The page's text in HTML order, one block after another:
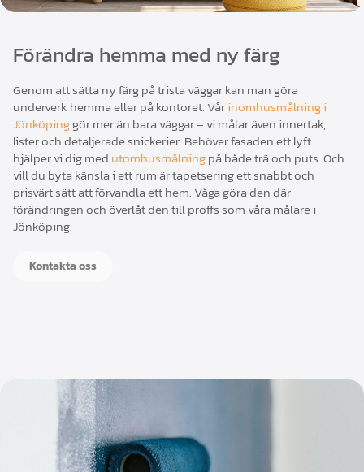
Förändra hemma med ny färg
Genom att sätta ny färg på trista väggar kan man göra
underverk hemma eller på kontoret. Vårinomhusmålning i
Jönköpinggör mer än bara väggar – vi målar även innertak,
lister och detaljerade snickerier. Behöver fasaden ett lyft
hjälper vi dig med utomhusmålningpå både trä och puts. Och
vill du byta känsla i ett rum är tapetsering ett snabbt och
prisvärt sätt att förvandla ett hem. Våga göra den där
förändringen och överlåt den till proffs som våra målare i
Jönköping.
Kontakta oss